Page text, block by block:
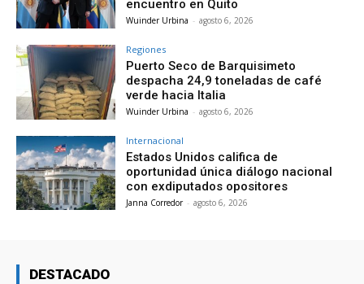
encuentro en Quito
Wuinder Urbina - agosto 6, 2026
Regiones
Puerto Seco de Barquisimeto
despacha 24,9 toneladas de café
verde hacia Italia
Wuinder Urbina - agosto 6, 2026
Internacional
Estados Unidos califica de
oportunidad única diálogo nacional
con exdiputados opositores
Janna Corredor - agosto 6, 2026
DESTACADO